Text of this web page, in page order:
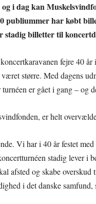
i dag kan
publiummer har købt
billetter til
fejre 40
større. Med dagens
er gået i gang – og
er helt
Vi har i 40 år festet
stadig lever i
afsted og skabe overskud
i det danske samfund,